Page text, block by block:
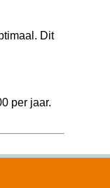
Dit
per jaar.